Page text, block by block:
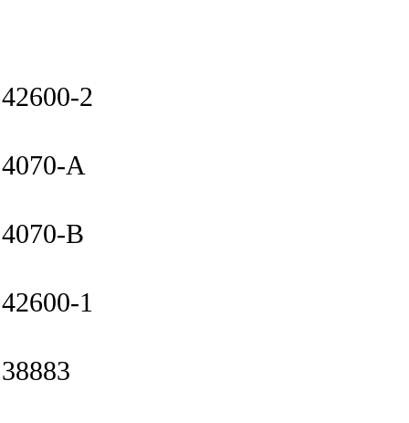
42600-2
4070-A
4070-B
42600-1
38883